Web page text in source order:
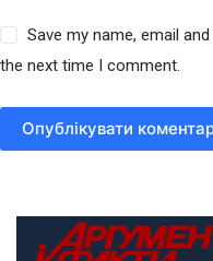
Save my name, email
the next time I comment.
Опублікувати